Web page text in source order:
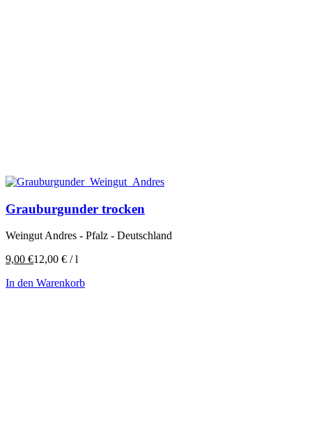
Grauburgunder trocken
Weingut Andres - Pfalz - Deutschland
9,00 €12,00 € /l
In den Warenkorb